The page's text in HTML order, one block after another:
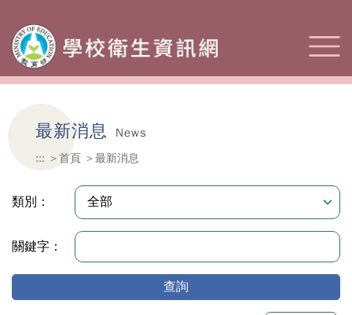
最新消息
News
:::
首頁 最新消息
類別：
關鍵字：
查詢